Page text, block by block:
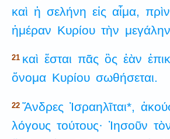
καὶ ἡ σελήνη εἰς αἷμα, πρὶν
ἡμέραν Κυρίου τὴν μεγάλην
21 καὶ ἔσται πᾶς ὃς ἐὰν
ὄνομα Κυρίου σωθήσεται.
22 Ἄνδρες Ἰσραηλῖται*,
λόγους τούτους· Ἰησοῦν